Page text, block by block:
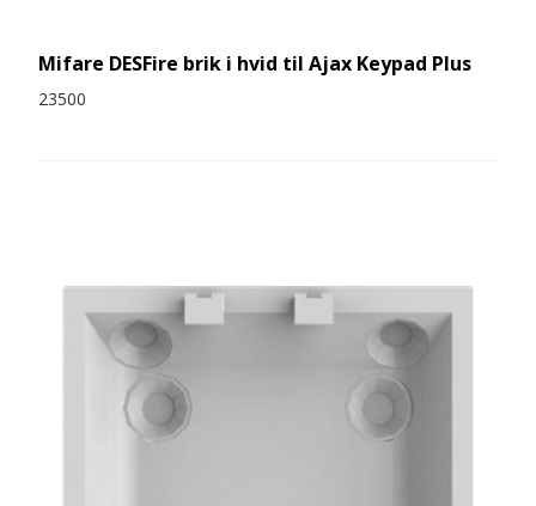
Mifare DESFire brik i hvid til Ajax Keypad Plus
23500